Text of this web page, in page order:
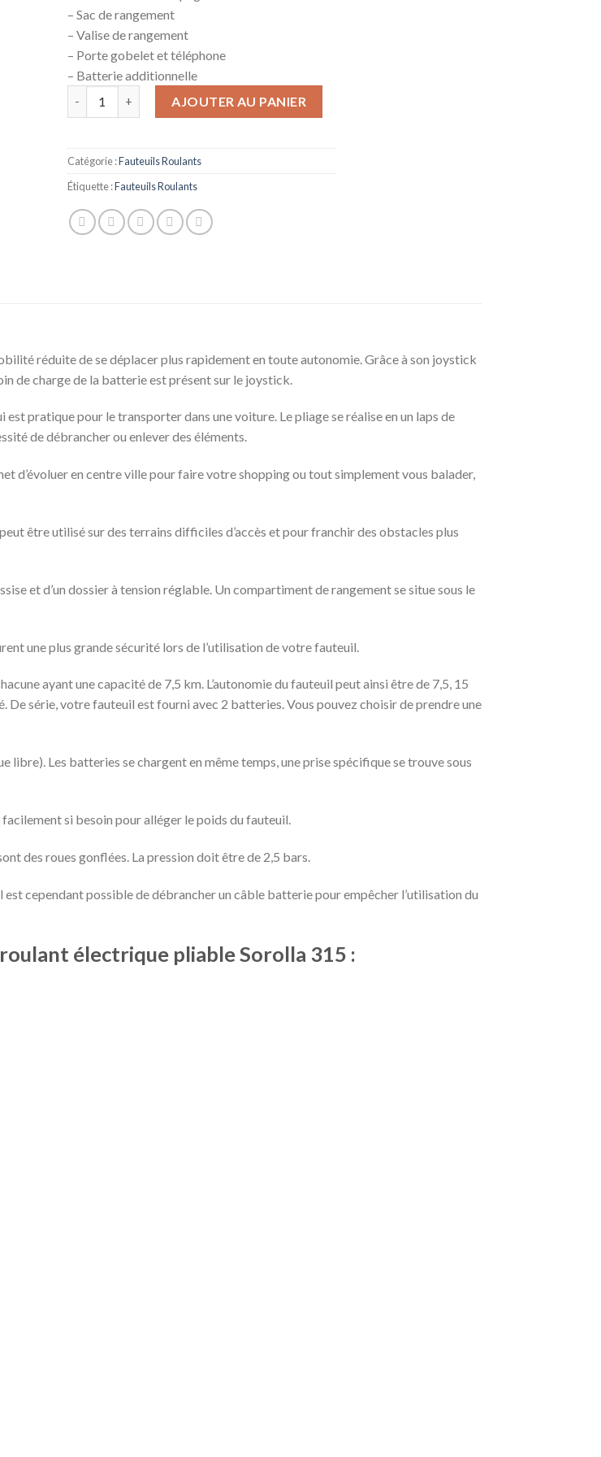
– Sac de rangement
– Valise de rangement
– Porte gobelet et téléphone
– Batterie additionnelle
AJOUTER AU PANIER
Catégorie :Fauteuils Roulants
Étiquette :Fauteuils Roulants
réduite de se déplacer plus rapidement en toute autonomie. Grâce à son joystick
de charge de la batterie est présent sur le joystick.
pratique pour le transporter dans une voiture. Le pliage se réalise en un laps de
de débrancher ou enlever des éléments.
d’évoluer en centre ville pour faire votre shopping ou tout simplement vous balader,
être utilisé sur des terrains difficiles d’accès et pour franchir des obstacles plus
et d’un dossier à tension réglable. Un compartiment de rangement se situe sous le
une plus grande sécurité lors de l’utilisation de votre fauteuil.
ayant une capacité de 7,5 km. L’autonomie du fauteuil peut ainsi être de 7,5, 15
série, votre fauteuil est fourni avec 2 batteries. Vous pouvez choisir de prendre une
Les batteries se chargent en même temps, une prise spécifique se trouve sous
si besoin pour alléger le poids du fauteuil.
des roues gonflées. La pression doit être de 2,5 bars.
cependant possible de débrancher un câble batterie pour empêcher l’utilisation du
électrique pliable Sorolla 315 :